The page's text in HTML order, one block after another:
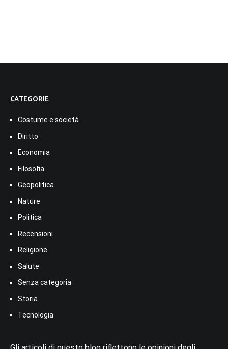
CATEGORIE
Costume e società
Diritto
Economia
Filosofia
Geopolitica
Nature
Politica
Recensioni
Religione
Salute
Senza categoria
Storia
Tecnologia